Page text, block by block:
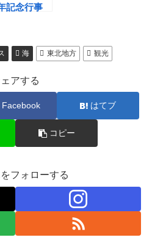
記念行事
海 東北地方 観光
アする
Facebook はてブ
コピー
フォローする